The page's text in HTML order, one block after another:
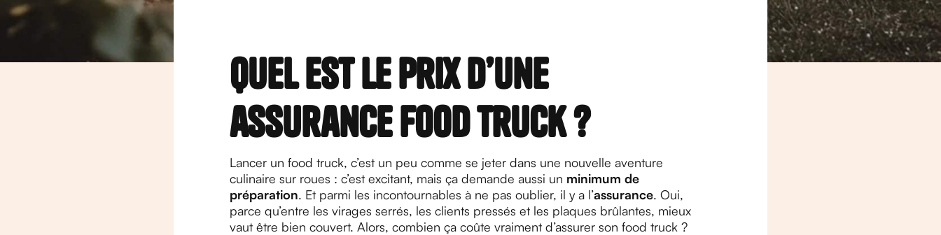
Quel est le prix d’une
assurance food truck ?
Lancer un food truck, c’est un peu comme se jeter dans une nouvelle aventure
culinaire sur roues : c’est excitant, mais ça demande aussi un minimum de
préparation. Et parmi les incontournables à ne pas oublier, il y a l’assurance. Oui,
parce qu’entre les virages serrés, les clients pressés et les plaques brûlantes, mieux
vaut être bien couvert. Alors, combien ça coûte vraiment d’assurer son food truck ?